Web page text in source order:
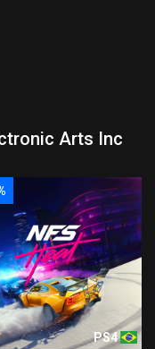
Arts Inc
PS4